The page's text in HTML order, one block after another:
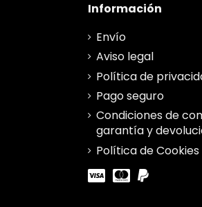
Información
Envío
Aviso legal
Política de
Pago seguro
Condiciones de
garantía y
Política de Cookies